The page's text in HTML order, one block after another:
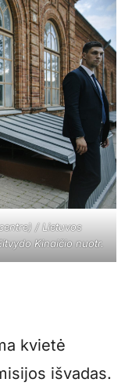
/ Lietuvos
Kinaičio nuotr.
kvietė
išvadas.